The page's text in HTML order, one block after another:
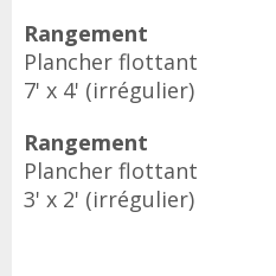
Rangement
Plancher flottant
7' x 4' (irrégulier)
Rangement
Plancher flottant
3' x 2' (irrégulier)